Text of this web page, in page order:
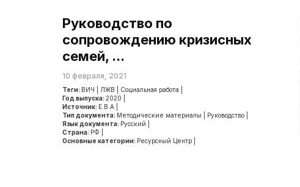
Руководство по
сопровождению кризисных
семей, ...
10 февраля, 2021
Теги: ВИЧ ЛЖВ Социальная работа
Год выпуска: 2020
Источник: Е.В.А
Тип документа: Методические материалы Руководство
Язык документа: Русский
Страна: РФ
Основные категории: Ресурсный Центр